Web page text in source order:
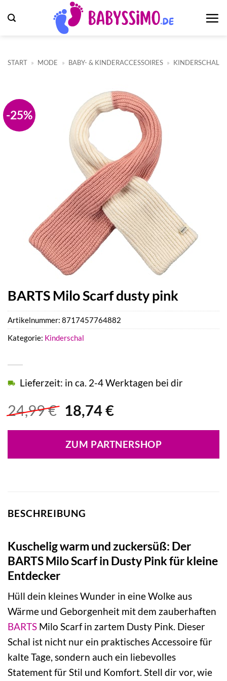
Inhalt
START » MODE » BABY- & KINDERACCESSOIRES » KINDERSCHAL
-25%
BARTS Milo Scarf dusty pink
24,99€ Ursprünglicher
war:
24,99 €
18,74€Aktueller
ist:
18,74 €.
Lieferzeit: in ca. 2-4 Werktagen bei dir
ZUM PARTNERSHOP
Artikelnummer: 8717457764882
Kategorie: Kinderschal
BESCHREIBUNG
Kuschelig warm und zuckersüß: Der
BARTS Milo Scarf in Dusty Pink für kleine
Entdecker
Hüll dein kleines Wunder in eine Wolke aus
Wärme und Geborgenheit mit dem zauberhaften
BARTS Milo Scarf in zartem Dusty Pink. Dieser
Schal ist nicht nur ein praktisches Accessoire für
kalte Tage, sondern auch ein liebevolles
Statement für Stil und Komfort. Stell dir vor, wie